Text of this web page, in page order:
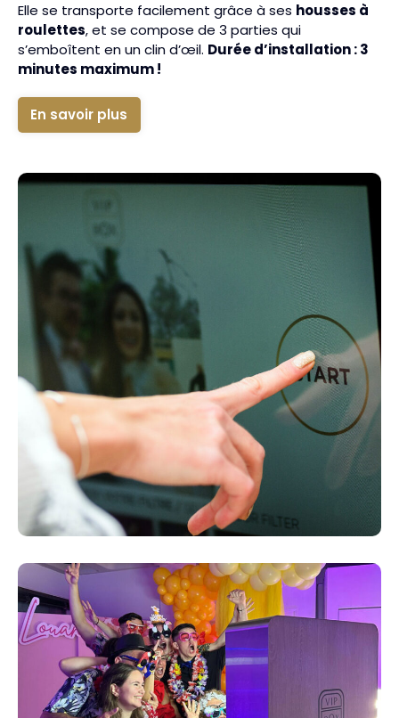
Elle se transporte facilement grâce à ses housses à
roulettes, et se compose de 3 parties qui
s’emboîtent en un clin d’œil. Durée d’installation : 3
minutes maximum !
En savoir plus